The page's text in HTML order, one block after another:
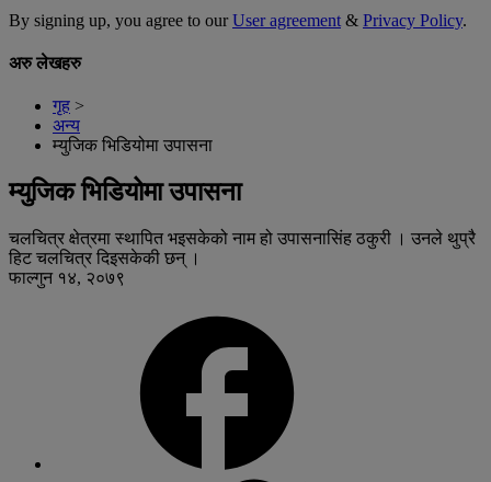
By signing up, you agree to ourUser agreement & Privacy Policy.
अरु लेखहरु
गृह >
अन्य
म्युजिक भिडियोमा उपासना
म्युजिक भिडियोमा उपासना
चलचित्र क्षेत्रमा स्थापित भइसकेको नाम हो उपासनासिंह ठकुरी । उनले थुप्रै
हिट चलचित्र दिइसकेकी छन् ।
फाल्गुन १४, २०७९